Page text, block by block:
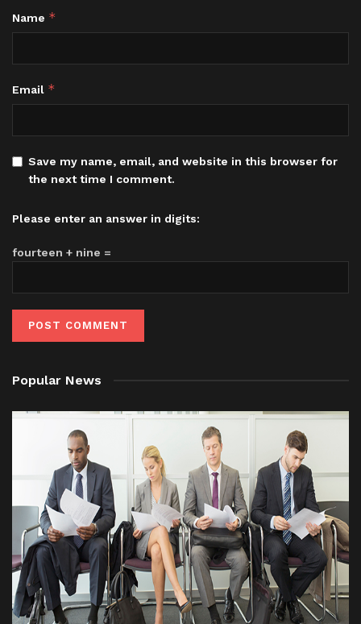
Name *
Email *
Save my name, email, and website in this browser for
the next time I comment.
Please enter an answer in digits:
fourteen + nine =
Popular News